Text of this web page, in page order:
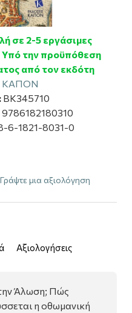
Γράψτε μια αξιολόγηση
σε 2-5 εργάσιμες
Υπό την προϋπόθεση
από τον εκδότη
ΚΑΠΟΝ
BK345710
9786182180310
6-1821-8031-0
Αξιολογήσεις
Άλωση; Πώς
η οθωμανική